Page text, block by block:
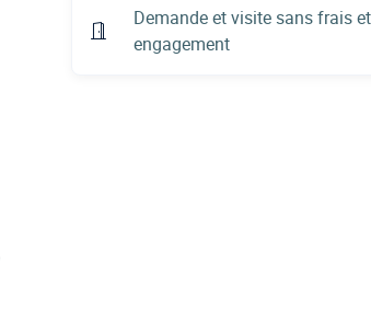
Demande et visite sans frais
engagement